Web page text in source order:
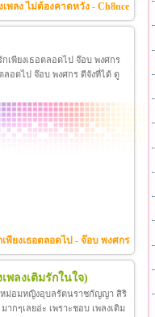
เพลง ไม่ต้องคาดหวัง - Ch8nce
กเพียงเธอตลอดไป จ๊อบ พงศกร
ลอดไป จ๊อบ พงศกร ดีจังที่ได้ ดู
เพียงเธอตลอดไป - จ๊อบ พงศกร
พลงเติมรักในใจ)
หม่อมหญิงอุบลรัตนราชกัญญา สิริ
ๆเลยอ่ะ เพราะชอบ เพลงเติม